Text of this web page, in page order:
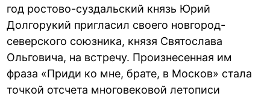
год ростово-суздальский князь Юрий
Долгорукий пригласил своего новгород-
северского союзника, князя Святослава
Ольговича, на встречу. Произнесенная им
фраза «Приди ко мне, брате, в Москов» стала
точкой отсчета многовековой летописи